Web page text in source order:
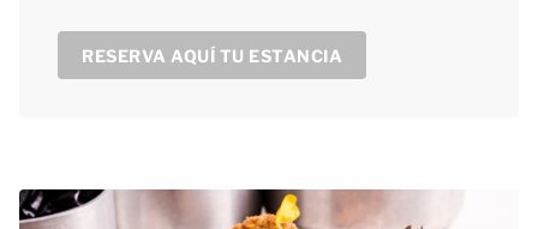
RESERVA AQUÍ TU ESTANCIA